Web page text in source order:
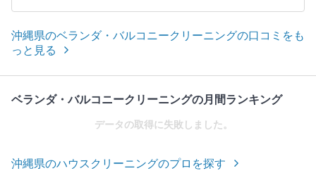
沖縄県のベランダ・バルコニークリーニングの口コミをも
っと見る
ベランダ・バルコニークリーニングの月間ランキング
データの取得に失敗しました。
沖縄県のハウスクリーニングのプロを探す